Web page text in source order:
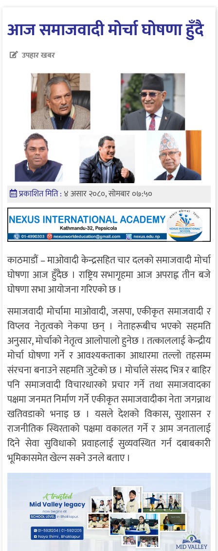
आज समाजवादी मोर्चा घोषणा हुँदै
उपहार खबर
प्रकाशित मिति : ४ असार २०८०, सोमबार ०७:५०
काठमाडौं – माओवादी केन्द्रसहित चार दलको समाजवादी मोर्चा
घोषणा आज हुँदैछ । राष्ट्रिय सभागृहमा आज अपराह्न तीन बजे
घोषणा सभा आयोजना गरिएको छ ।
समाजवादी मोर्चामा माओवादी, जसपा, एकीकृत समाजवादी र
विप्लव नेतृत्वको नेकपा छन् । नेताहरूबीच भएको सहमति
अनुसार, मोर्चाको नेतृत्व आलोपालो हुनेछ । तत्काललाई केन्द्रीय
मोर्चा घोषणा गर्ने र आवश्यकताका आधारमा तल्लो तहसम्म
संरचना बनाउने सहमति जुटेको छ । मोर्चाले संसद भित्र र बाहिर
पनि समाजवादी विचारधारको प्रचार गर्ने तथा समाजवादका
पक्षमा जनमत निर्माण गर्ने एकीकृत समाजवादीका नेता जगन्नाथ
खतिवडाको भनाइ छ । यसले देशको विकास, सुशासन र
राजनीतिक स्थिरताको पक्षमा वकालत गर्ने र आम जनतालाई
दिने सेवा सुविधाको प्रवाहलाई सुव्यवस्थित गर्न दबाबकारी
भूमिकासमेत खेल्न सक्ने उनले बताए ।